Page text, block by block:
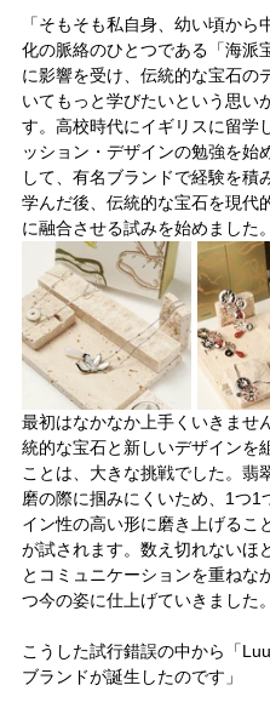
「そもそも私自身、幼い頃から
化の脈絡のひとつである「海派
に影響を受け、伝統的な宝石の
いてもっと学びたいという思い
す。高校時代にイギリスに留学
ッション・デザインの勉強を始
して、有名ブランドで経験を積
学んだ後、伝統的な宝石を現代
に融合させる試みを始めました。
最初はなかなか上手くいきませ
統的な宝石と新しいデザインを
ことは、大きな挑戦でした。翡
磨の際に掴みにくいため、1つ1
イン性の高い形に磨き上げるこ
が試されます。数え切れないほ
とコミュニケーションを重ねな
つ今の姿に仕上げていきました。
こうした試行錯誤の中から「
ブランドが誕生したのです」